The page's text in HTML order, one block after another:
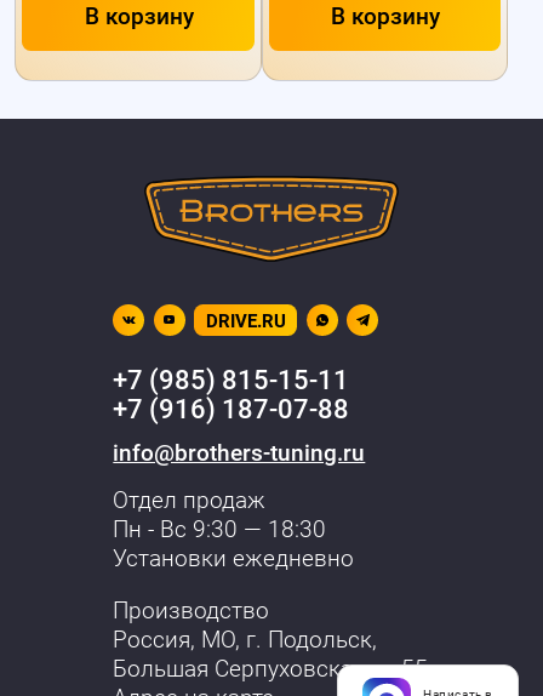
В корзину В корзину
DRIVE.RU
+7 (985) 815-15-11
+7 (916) 187-07-88
info@brothers-tuning.ru
Отдел продаж
Пн - Вс 9:30 — 18:30
Установки ежедневно
Производство
Россия, МО, г. Подольск,
Большая Серпуховская, д. 55